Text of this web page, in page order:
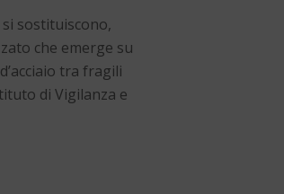
sostituiscono,
che emerge su
tra fragili
di Vigilanza e